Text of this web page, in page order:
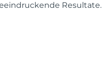
Resultate.